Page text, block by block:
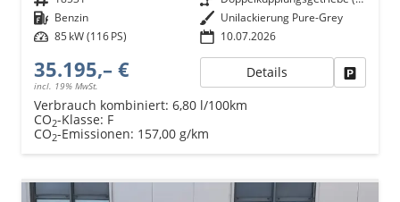
Kraftstoff Benzin Außenfarbe Unilackierung Pure-Grey
Leistung 85 kW (116 PS) 10.07.2026
35.195,– €
incl. 19% MwSt.
Details
Verbrauch kombiniert: 6,80 l/100km
CO2-Klasse: F
CO2-Emissionen: 157,00 g/km